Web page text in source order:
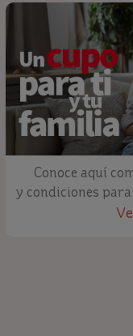
Conoce aquí
y condiciones